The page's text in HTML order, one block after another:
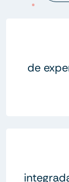
de